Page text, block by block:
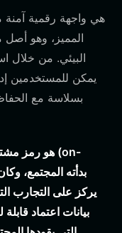
بسلاسة مع
بيانات اعتماد